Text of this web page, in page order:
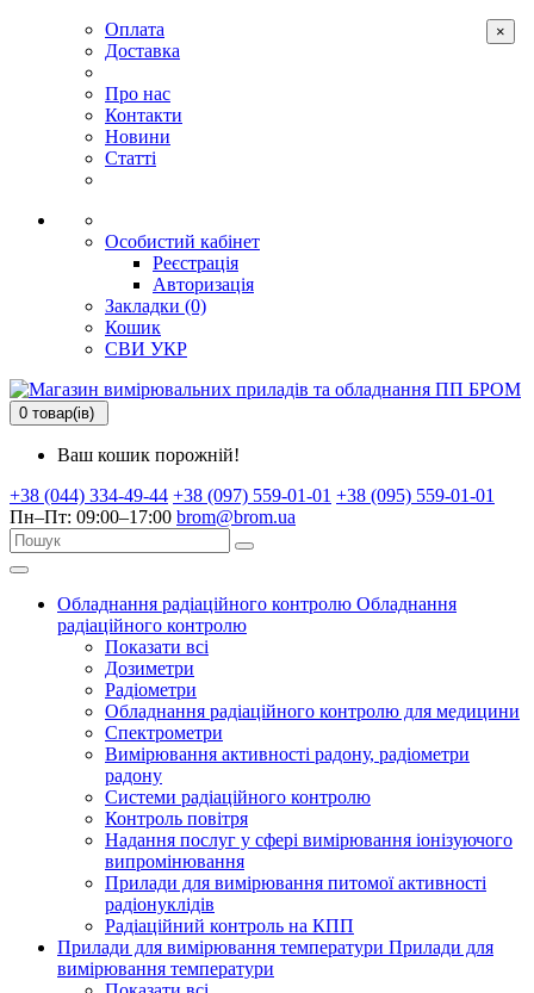
Оплата
Доставка
Про нас
Контакти
Новини
Статті
Особистий кабінет
Реєстрація
Авторизація
Закладки (0)
Кошик
СВИ УКР
0 товар(ів)
Ваш кошик порожній!
+38 (044) 334-49-44 +38 (097) 559-01-01 +38 (095) 559-01-01
Пн–Пт: 09:00–17:00 brom@brom.ua
Обладнання радіаційного контролю Обладнання
радіаційного контролю
Показати всі
Дозиметри
Радіометри
Обладнання радіаційного контролю для медицини
Спектрометри
Вимірювання активності радону, радіометри
радону
Системи радіаційного контролю
Контроль повітря
Надання послуг у сфері вимірювання іонізуючого
випромінювання
Прилади для вимірювання питомої активності
радіонуклідів
Радіаційний контроль на КПП
Прилади для вимірювання температури Прилади для
вимірювання температури
×